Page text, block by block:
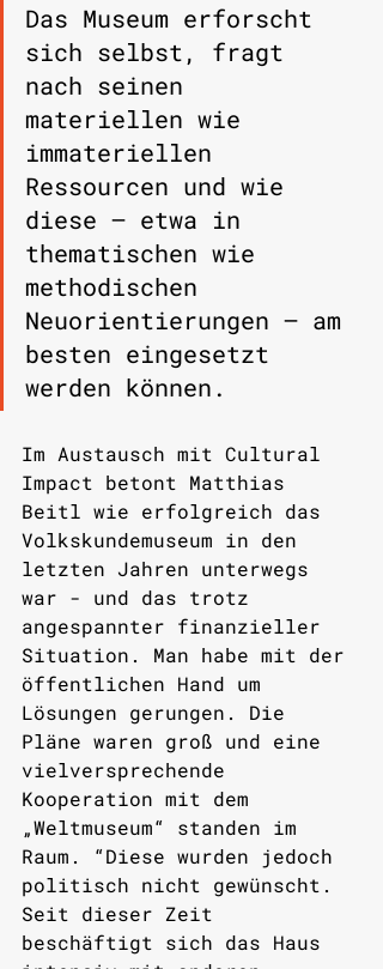
Das Museum erforscht
sich selbst, fragt
nach seinen
materiellen wie
immateriellen
Ressourcen und wie
diese – etwa in
thematischen wie
methodischen
Neuorientierungen – am
besten eingesetzt
werden können.
Im Austausch mit Cultural
Impact betont Matthias
Beitl wie erfolgreich das
Volkskundemuseum in den
letzten Jahren unterwegs
war - und das trotz
angespannter finanzieller
Situation. Man habe mit der
öffentlichen Hand um
Lösungen gerungen. Die
Pläne waren groß und eine
vielversprechende
Kooperation mit dem
„Weltmuseum“ standen im
Raum. “Diese wurden jedoch
politisch nicht gewünscht.
Seit dieser Zeit
beschäftigt sich das Haus